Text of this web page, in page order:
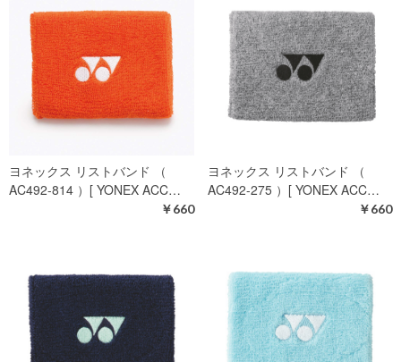
ヨネックス リストバンド （
AC492-814 ）[ YONEX ACC…
￥660
ヨネックス リストバンド （
AC492-275 ）[ YONEX ACC…
￥660